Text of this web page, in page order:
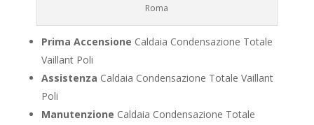
Roma
Prima Accensione Caldaia Condensazione Totale
Vaillant Poli
Assistenza Caldaia Condensazione Totale Vaillant
Poli
Manutenzione Caldaia Condensazione Totale